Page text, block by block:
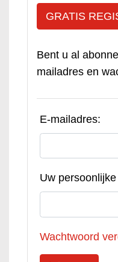
GRATIS
Bent u al
mailadres en
E-mailadres:
Uw
Wachtwoord